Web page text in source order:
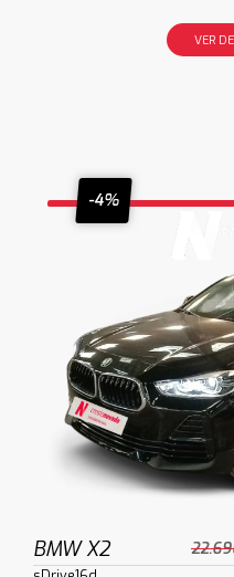
VER
-4%
BMW X2